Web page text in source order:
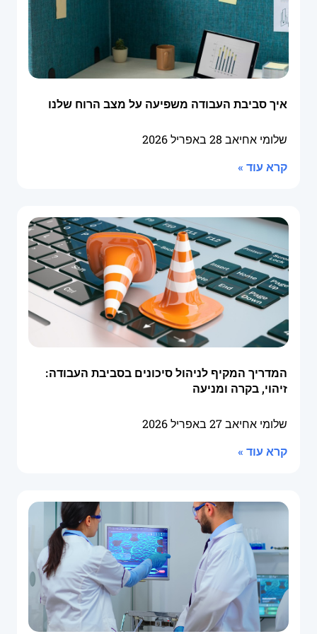
איך סביבת העבודה משפיעה על מצב הרוח שלנו
שלומי אחיאב 28 באפריל 2026
קרא עוד »
המדריך המקיף לניהול סיכונים בסביבת העבודה:
זיהוי, בקרה ומניעה
שלומי אחיאב27 באפריל 2026
קרא עוד »